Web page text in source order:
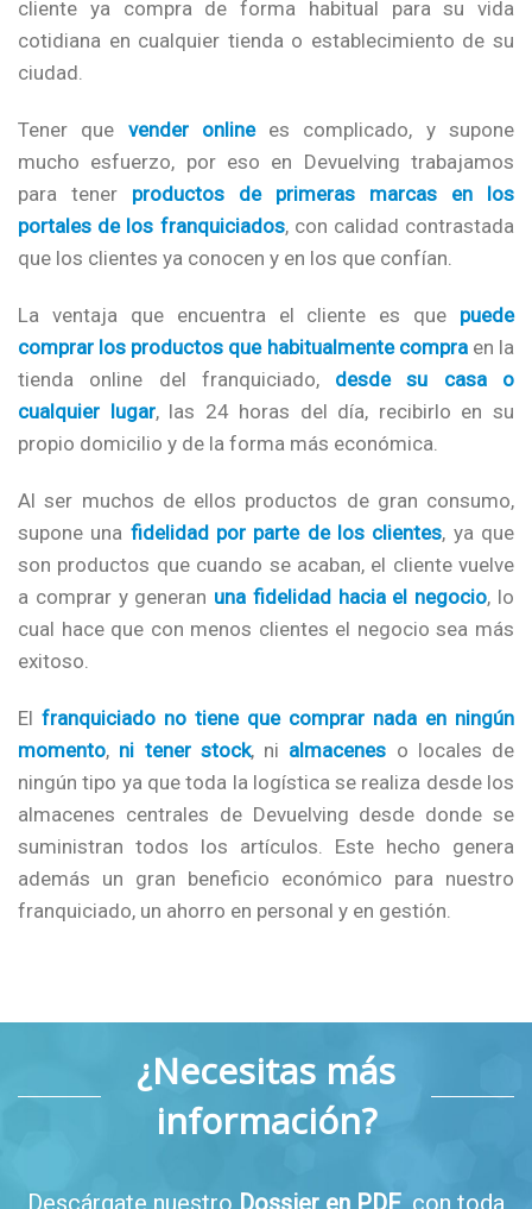
cliente ya compra de forma habitual para su vida
cotidiana en cualquier tienda o establecimiento de su
ciudad.
Tener que vender onlinees complicado, y supone
mucho esfuerzo, por eso en Devuelving trabajamos
para tener productos de primeras marcas en los
portales de los franquiciados, con calidad contrastada
que los clientes ya conocen y en los que confían.
La ventaja que encuentra el cliente es que puede
comprar los productos que habitualmente compra en la
tienda online del franquiciado, desde su casa o
cualquier lugar, las 24 horas del día, recibirlo en su
propio domicilio y de la forma más económica.
Al ser muchos de ellos productos de gran consumo,
supone una fidelidad por parte de los clientes, ya que
son productos que cuando se acaban, el cliente vuelve
a comprar y generan una fidelidad hacia el negocio, lo
cual hace que con menos clientes el negocio sea más
exitoso.
El franquiciado no tiene que comprar nada en ningún
momento, ni tener stock, ni almacenes o locales de
ningún tipo ya que toda la logística se realiza desde los
almacenes centrales de Devuelving desde donde se
suministran todos los artículos. Este hecho genera
además un gran beneficio económico para nuestro
franquiciado, un ahorro en personal y en gestión.
¿Necesitas más
información?
Descárgate nuestro Dossier en PDF , con toda